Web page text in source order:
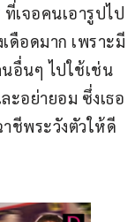
ที่เจอคนเอารูปไป
ดือดมาก เพราะมี
นอื่นๆ ไปใช้เช่น
ะอย่ายอม ซึ่งเธอ
ชีพระวังตัวให้ดี